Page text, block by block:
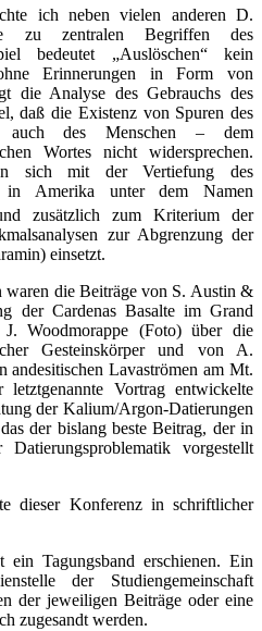
ich neben vielen anderen D.
zu zentralen Begriffen des
bedeutet „Auslöschen“ kein
Erinnerungen in Form von
die Analyse des Gebrauchs des
daß die Existenz von Spuren des
auch des Menschen – dem
Wortes nicht widersprechen.
sich mit der Vertiefung des
in Amerika unter dem Namen
zusätzlich zum Kriterium der
zur Abgrenzung der
einsetzt.
waren die Beiträge von S. Austin &
der Cardenas Basalte im Grand
Woodmorappe (Foto) über die
Gesteinskörper und von A.
andesitischen Lavaströmen am Mt.
letztgenannte Vortrag entwickelte
der Kalium/Argon-Datierungen
der bislang beste Beitrag, der in
vorgestellt
dieser Konferenz in schriftlicher
Tagungsband erschienen. Ein
der Studiengemeinschaft
der jeweiligen Beiträge oder eine
zugesandt werden.